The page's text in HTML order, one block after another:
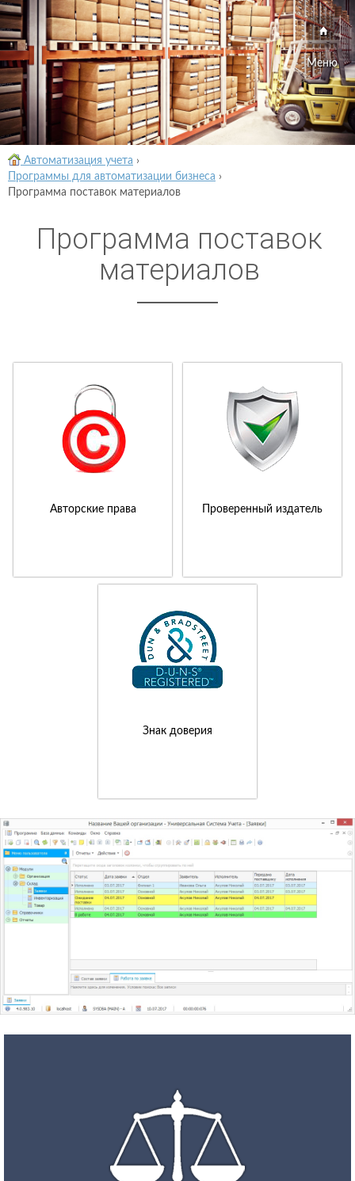
Меню
Автоматизация учета ›
Программы для автоматизации бизнеса ›
Программа поставок материалов
Программа поставок
материалов
Авторские права Проверенный издатель
Знак доверия